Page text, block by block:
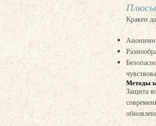
Плюсы
Кракен
Методы
Защита